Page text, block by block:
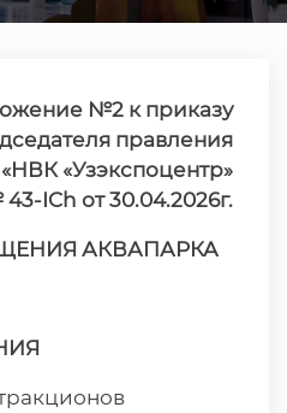
№2 к приказу
правления
«Узэкспоцентр»
ICh от 30.04.2026г.
АКВАПАРКА